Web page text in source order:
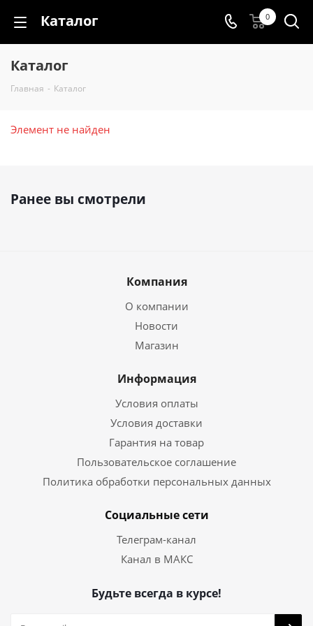
Каталог 0
Каталог
Главная - Каталог
Элемент не найден
Ранее вы смотрели
Компания
О компании
Новости
Магазин
Информация
Условия оплаты
Условия доставки
Гарантия на товар
Пользовательское соглашение
Политика обработки персональных данных
Социальные сети
Телеграм-канал
Канал в МАКС
Будьте всегда в курсе!